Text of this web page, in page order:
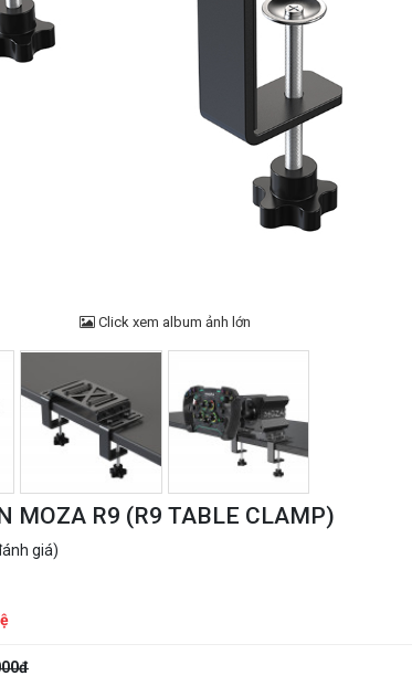
Click xem album ảnh lớn
MOZA R9 (R9 TABLE CLAMP)
giá)